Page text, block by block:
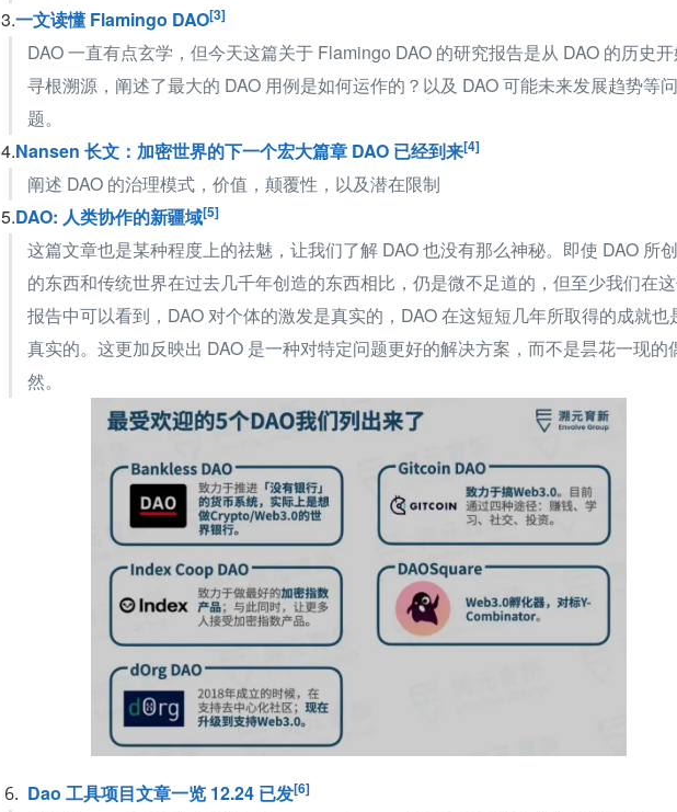
3.一文读懂 Flamingo DAO[3]
DAO 一直有点玄学，但今天这篇关于 Flamingo DAO 的研究报告是从 DAO 的历史
寻根溯源，阐述了最大的 DAO 用例是如何运作的？以及 DAO 可能未来发展趋势等问
题。
4.Nansen 长文：加密世界的下一个宏大篇章 DAO 已经到来[4]
阐述 DAO 的治理模式，价值，颠覆性，以及潜在限制
5.DAO: 人类协作的新疆域[5]
这篇文章也是某种程度上的祛魅，让我们了解 DAO 也没有那么神秘。即使 DAO 所
的东西和传统世界在过去几千年创造的东西相比，仍是微不足道的，但至少我们在
报告中可以看到，DAO 对个体的激发是真实的，DAO 在这短短几年所取得的成就也
真实的。这更加反映出 DAO 是一种对特定问题更好的解决方案，而不是昙花一现的
然。
Dao 工具项目文章一览 12.24 已发[6]